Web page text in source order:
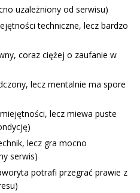
uzależniony od serwisu)
techniczne, lecz bardzo
coraz ciężej o zaufanie w
lecz mentalnie ma spore
lecz miewa puste
lecz gra mocno
serwis)
potrafi przegrać prawie z